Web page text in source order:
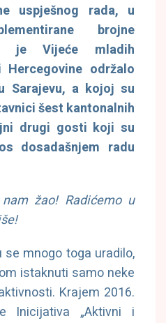
uspješnog rada, u
brojne
je Vijeće mladih
održalo
Sarajevu, a kojoj su
šest kantonalnih
drugi gosti koji su
dosadašnjem radu
žao! Radićemo u
se mnogo toga uradilo,
istaknuti samo neke
Krajem 2016.
Inicijativa „Aktivni i